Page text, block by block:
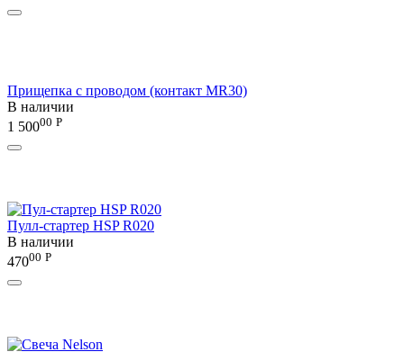
Прищепка с проводом (контакт MR30)
В наличии
1 50000 Р
Пулл-стартер HSP R020
В наличии
47000 Р